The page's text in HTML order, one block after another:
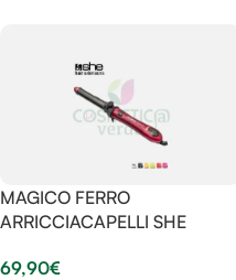
MAGICO FERRO
ARRICCIACAPELLI SHE
69,90€